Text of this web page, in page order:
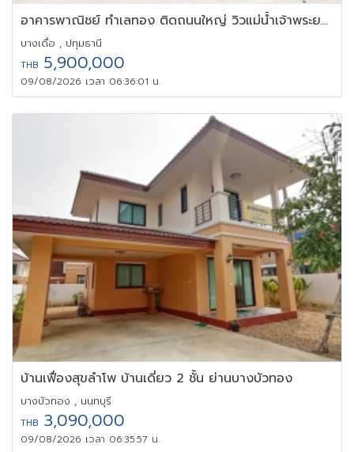
อาคารพาณิชย์ ทำเลทอง ติดถนนใหญ่ วิวแม่น้ำเจ้าพระยา ปทุมสายใน
บางเดื่อ , ปทุมธานี
THB 5,900,000
09/08/2026 เวลา 06:36:01 น.
บ้านเฟื่องสุขลำโพ บ้านเดี่ยว 2 ชั้น ย่านบางบัวทอง
บางบัวทอง , นนทบุรี
THB 3,090,000
09/08/2026 เวลา 06:35:57 น.